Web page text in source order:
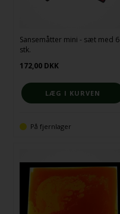
Sansemåtter mini - sæt med 6
stk.
172,00 DKK
På fjernlager